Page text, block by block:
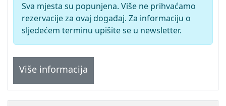
Sva mjesta su popunjena. Više ne prihvaćamo
rezervacije za ovaj događaj. Za informaciju o
sljedećem terminu upišite se u newsletter.
Više informacija